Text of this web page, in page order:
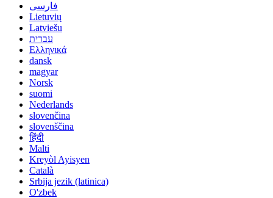
فارسی
Lietuvių
Latviešu
עברית
Ελληνικά
dansk
magyar
Norsk
suomi
Nederlands
slovenčina
slovenščina
हिंदी
Malti
Kreyòl Ayisyen
Català
Srbija jezik (latinica)
O'zbek